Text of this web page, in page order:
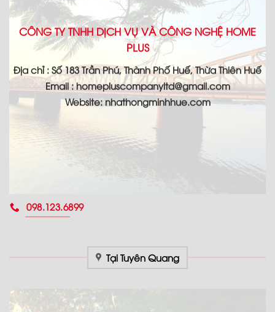
CÔNG TY TNHH DỊCH VỤ VÀ CÔNG NGHỆ HOME
PLUS
Địa chỉ : Số 183 Trần Phú, Thành Phố Huế, Thừa Thiên Huế
Email : homepluscompanyltd@gmail.com
Website: nhathongminhhue.com
098.123.6899
Tại Tuyên Quang